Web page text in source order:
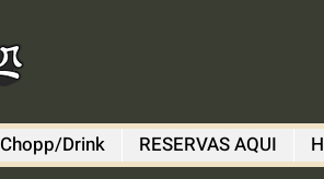
Chopp/Drink RESERVAS AQUI